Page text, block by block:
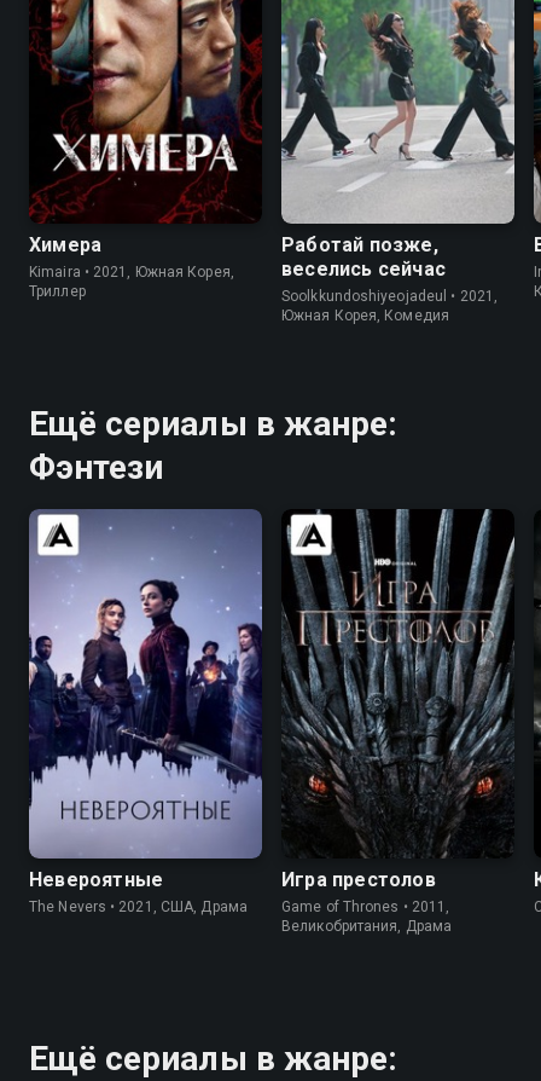
7.8 7.5
Химера
Kimaira • 2021, Южная Корея,
Триллер
7.8
Работай позже,
веселись сейчас
Soolkkundoshiyeojadeul • 2021,
Южная Корея, Комедия
Ещё сериалы в жанре:
Фэнтези
7.3 7.4
Невероятные
The Nevers • 2021, США, Драма
9.0 9.2
Игра престолов
Game of Thrones • 2011,
Великобритания, Драма
Ещё сериалы в жанре: